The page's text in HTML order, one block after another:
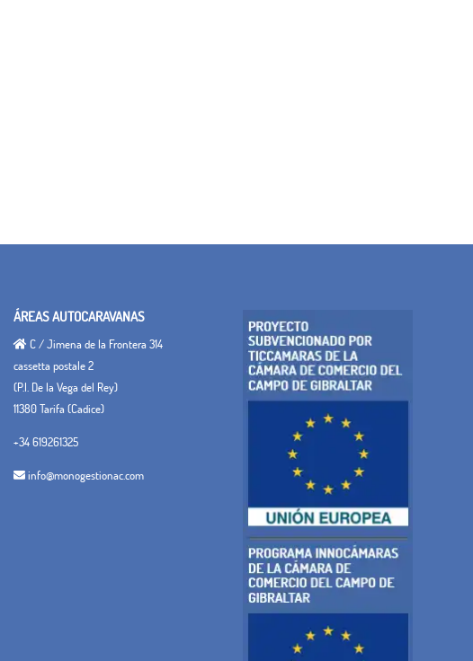
ÁREAS AUTOCARAVANAS
C / Jimena de la Frontera 314
cassetta postale 2
(P.I. De la Vega del Rey)
11380 Tarifa (Cadice)
+34 619261325
info@monogestionac.com